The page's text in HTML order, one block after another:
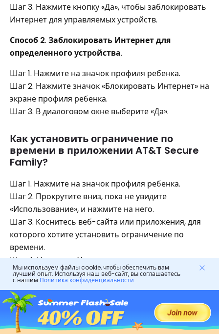
Шаг 3. Нажмите кнопку «Да», чтобы заблокировать
Интернет для управляемых устройств.
Способ 2. Заблокировать Интернет для
определенного устройства.
Шаг 1. Нажмите на значок профиля ребенка.
Шаг 2. Нажмите значок «Блокировать Интернет» на
экране профиля ребенка.
Шаг 3. В диалоговом окне выберите «Да».
Как установить ограничение по
времени в приложении AT&T Secure
Family?
Шаг 1. Нажмите на значок профиля ребенка.
Шаг 2. Прокрутите вниз, пока не увидите
«Использование», и нажмите на него.
Шаг 3. Коснитесь веб-сайта или приложения, для
которого хотите установить ограничение по
времени.
Шаг 4. Нажмите «Установить ограничение по
времени» в меню списка.
Шаг 5. Выберите «Будни или выходные», чтобы
указать лимит времени работы.
Шаг 6. Выберите значение ограничения по
времени из предоставленного списка прокрутки.
Мы используем файлы cookie, чтобы обеспечить вам
лучший опыт. Используя наш веб-сайт, вы соглашаетесь
с нашим Политика конфиденциальности.